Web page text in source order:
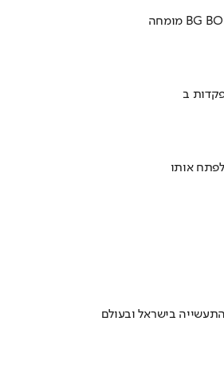
אותו
בישראל ובעולם